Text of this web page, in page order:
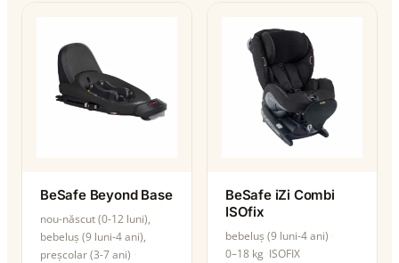
BeSafe Beyond Base
nou-născut (0-12 luni),
bebeluș (9 luni-4 ani),
preșcolar (3-7 ani)
BeSafe iZi Combi
ISOfix
bebeluș (9 luni-4 ani)
0–18 kg ISOFIX